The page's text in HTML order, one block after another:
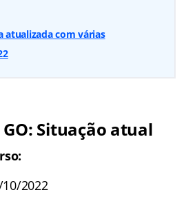
atualizada com várias
GO: Situação atual
2022